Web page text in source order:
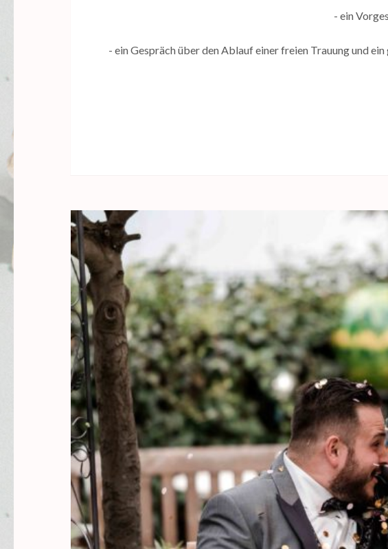
- ein
- ein Gespräch über den Ablauf einer freien Trauung und